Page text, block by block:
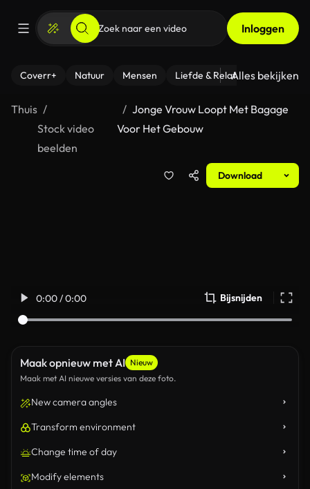
Inloggen
Coverr+ Natuur Mensen Liefde & Relaties - Fitness
Alles bekijken
Thuis
Stock video
beelden
Jonge Vrouw Loopt Met Bagage
Voor Het Gebouw
Download
0:00 / 0:00 Bijsnijden
Maak opnieuw met AI Nieuw
Maak met AI nieuwe versies van deze foto.
New camera angles
Transform environment
Change time of day
Modify elements